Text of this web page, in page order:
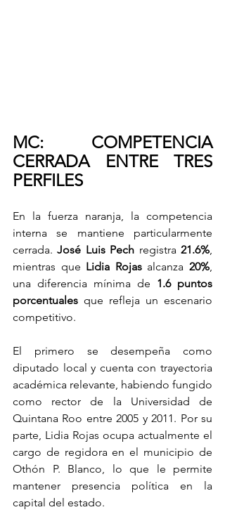
MC: COMPETENCIA
CERRADA ENTRE TRES
PERFILES
En la fuerza naranja, la competencia
interna se mantiene particularmente
cerrada. José Luis Pech registra 21.6%,
mientras que Lidia Rojas alcanza 20%,
una diferencia mínima de 1.6 puntos
porcentuales que refleja un escenario
competitivo.
El primero se desempeña como
diputado local y cuenta con trayectoria
académica relevante, habiendo fungido
como rector de la Universidad de
Quintana Roo entre 2005 y 2011. Por su
parte, Lidia Rojas ocupa actualmente el
cargo de regidora en el municipio de
Othón P. Blanco, lo que le permite
mantener presencia política en la
capital del estado.